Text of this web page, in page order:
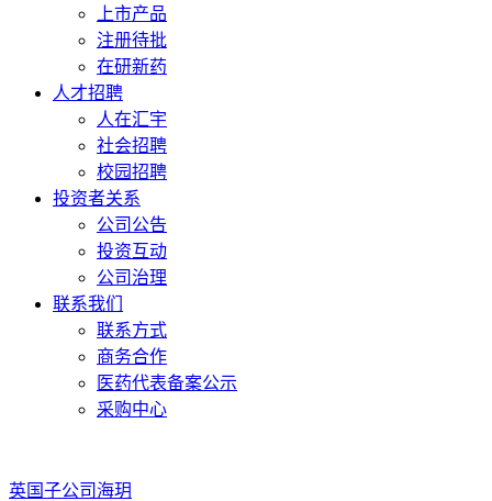
上市产品
注册待批
在研新药
人才招聘
人在汇宇
社会招聘
校园招聘
投资者关系
公司公告
投资互动
公司治理
联系我们
联系方式
商务合作
医药代表备案公示
采购中心
英国子公司海玥